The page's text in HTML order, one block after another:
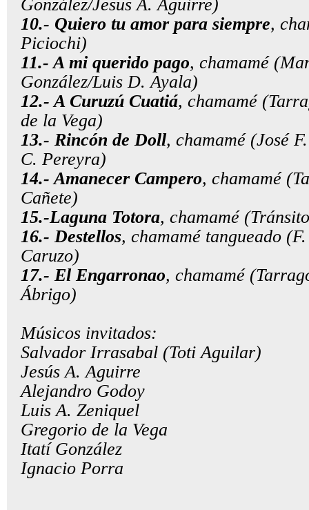
González/Jesus A. Aguirre)
10.- Quiero tu amor para siempre,
Piciochi)
11.- A mi querido pago, chamamé
González/Luis D. Ayala)
12.- A Curuzú Cuatiá, chamamé
de la Vega)
13.- Rincón de Doll, chamamé (José
C. Pereyra)
14.- Amanecer Campero, chamamé
Cañete)
15.-Laguna Totora, chamamé
16.- Destellos, chamamé tangueado
Caruzo)
17.- El Engarronao, chamamé
Ábrigo)
Músicos invitados:
Salvador Irrasabal (Toti Aguilar)
Jesús A. Aguirre
Alejandro Godoy
Luis A. Zeniquel
Gregorio de la Vega
Itatí González
Ignacio Porra